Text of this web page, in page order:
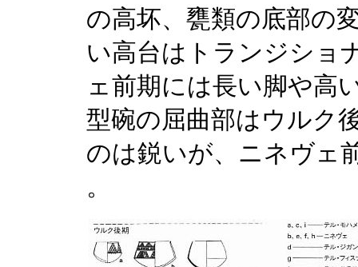
の高坏、甕類の底部の
い高台はトランジショ
ェ前期には長い脚や高
型碗の屈曲部はウルク
のは鋭いが、ニネヴェ
。